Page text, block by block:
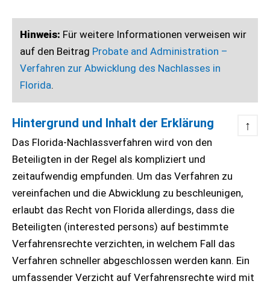
Hinweis: Für weitere Informationen verweisen wir
auf den Beitrag Probate and Administration –
Verfahren zur Abwicklung des Nachlasses in
Florida.
Hintergrund und Inhalt der Erklärung ↑
Das Florida-Nachlassverfahren wird von den
Beteiligten in der Regel als kompliziert und
zeitaufwendig empfunden. Um das Verfahren zu
vereinfachen und die Abwicklung zu beschleunigen,
erlaubt das Recht von Florida allerdings, dass die
Beteiligten (interested persons) auf bestimmte
Verfahrensrechte verzichten, in welchem Fall das
Verfahren schneller abgeschlossen werden kann. Ein
umfassender Verzicht auf Verfahrensrechte wird mit